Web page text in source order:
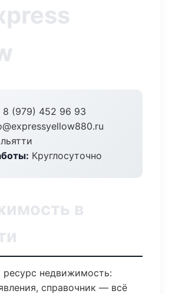
8 (979) 452 96 93
Круглосуточно
в
ресурс недвижимость:
справочник — всё